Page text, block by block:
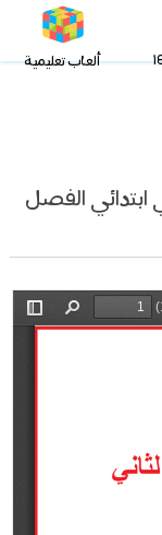
ألعاب تعليمية
ابتدائي الفصل